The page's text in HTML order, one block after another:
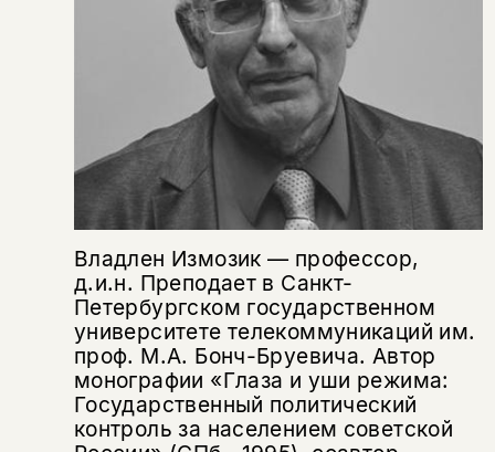
Владлен Измозик — профессор,
д.и.н. Преподает в Санкт-
Петербургском государственном
университете телекоммуникаций им.
проф. М.А. Бонч-Бруевича. Автор
монографии «Глаза и уши режима:
Государственный политический
контроль за населением советской
ВконтактеТелеграм Дзен